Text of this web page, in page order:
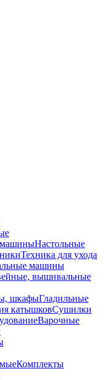
машиныНастольные
Техника для ухода
машины
вышивальные
шкафыГладильные
катышковСушилки
Варочные
Комплекты